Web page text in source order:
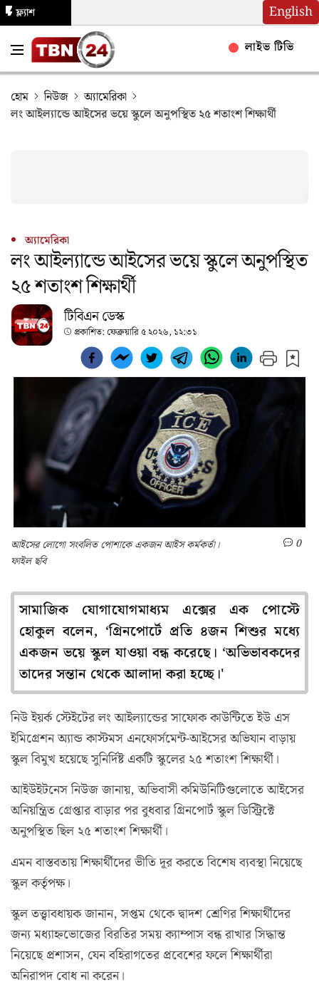
English
ফ্ল্যাশ
লাইভ টিভি
হোম নিউজ
অ্যামেরিকা
লং আইল্যান্ডে আইসের ভয়ে স্কুলে অনুপস্থিত ২৫ শতাংশ শিক্ষার্থী
অ্যামেরিকা
লং আইল্যান্ডে আইসের ভয়ে স্কুলে অনুপস্থিত
২৫ শতাংশ শিক্ষার্থী
টিবিএন ডেস্ক
প্রকাশিত: ফেব্রুয়ারি ৫ ২০২৬, ১২:৩১
আইসের লোগো সংবলিত পোশাকে একজন আইস কর্মকর্তা।
ফাইল ছবি
0
সামাজিক যোগাযোগমাধ্যম এক্সের এক পোস্টে
হোকুল বলেন, ‘গ্রিনপোর্টে প্রতি ৪জন শিশুর মধ্যে
একজন ভয়ে স্কুল যাওয়া বন্ধ করেছে। ‘অভিভাবকদের
তাদের সন্তান থেকে আলাদা করা হচ্ছে।'
নিউ ইয়র্ক স্টেইটের লং আইল্যান্ডের সাফোক কাউন্টিতে ইউ এস
ইমিগ্রেশন অ্যান্ড কাস্টমস এনফোর্সমেন্ট-আইসের অভিযান বাড়ায়
স্কুল বিমুখ হয়েছে সুনির্দিষ্ট একটি স্কুলের ২৫ শতাংশ শিক্ষার্থী।
আইউইটনেস নিউজ জানায়, অভিবাসী কমিউনিটিগুলোতে আইসের
অনিয়ন্ত্রিত গ্রেপ্তার বাড়ার পর বুধবার গ্রিনপোর্ট স্কুল ডিস্ট্রিক্টে
অনুপস্থিত ছিল ২৫ শতাংশ শিক্ষার্থী।
এমন বাস্তবতায় শিক্ষার্থীদের ভীতি দূর করতে বিশেষ ব্যবস্থা নিয়েছে
স্কুল কর্তৃপক্ষ।
স্কুল তত্ত্বাবধায়ক জানান, সপ্তম থেকে দ্বাদশ শ্রেণির শিক্ষার্থীদের
জন্য মধ্যাহ্নভোজের বিরতির সময় ক্যাম্পাস বন্ধ রাখার সিদ্ধান্ত
নিয়েছে প্রশাসন, যেন বহিরাগতের প্রবেশের ফলে শিক্ষার্থীরা
অনিরাপদ বোধ না করেন।